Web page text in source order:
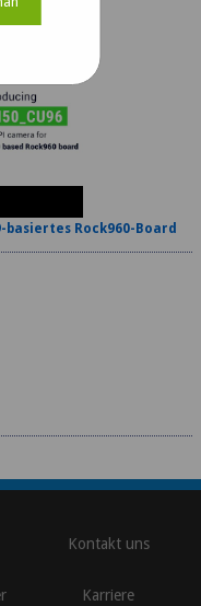
basiertes Rock960-Board
Kontakt uns
Karriere